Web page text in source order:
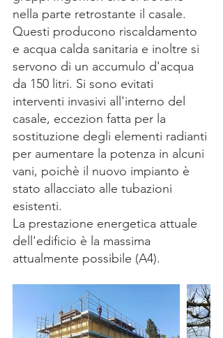
nella parte retrostante il casale.
Questi producono riscaldamento
e acqua calda sanitaria e inoltre si
servono di un accumulo d'acqua
da 150 litri. Si sono evitati
interventi invasivi all'interno del
casale, eccezion fatta per la
sostituzione degli elementi radianti
per aumentare la potenza in alcuni
vani, poichè il nuovo impianto è
stato allacciato alle tubazioni
esistenti.
La prestazione energetica attuale
dell'edificio è la massima
attualmente possibile (A4).